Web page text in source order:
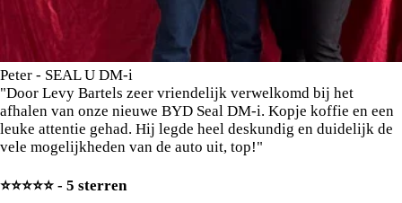
Peter - SEAL U DM-i
"Door Levy Bartels zeer vriendelijk verwelkomd bij het
afhalen van onze nieuwe BYD Seal DM-i. Kopje koffie en een
leuke attentie gehad. Hij legde heel deskundig en duidelijk de
vele mogelijkheden van de auto uit, top!"
⭐️⭐️⭐️⭐️⭐️ - 5 sterren